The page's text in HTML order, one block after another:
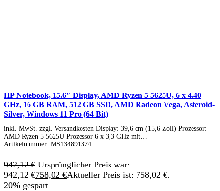
HP Notebook, 15.6″ Display, AMD Ryzen 5 5625U, 6 x 4.40
GHz, 16 GB RAM, 512 GB SSD, AMD Radeon Vega, Asteroid-
Silver, Windows 11 Pro (64 Bit)
inkl. MwSt. zzgl. Versandkosten Display: 39,6 cm (15,6 Zoll) Prozessor:
AMD Ryzen 5 5625U Prozessor 6 x 3,3 GHz mit…
Artikelnummer: MS134891374
942,12€ Ursprünglicher Preis war:
942,12 €758,02 €Aktueller Preis ist: 758,02 €.
20% gespart